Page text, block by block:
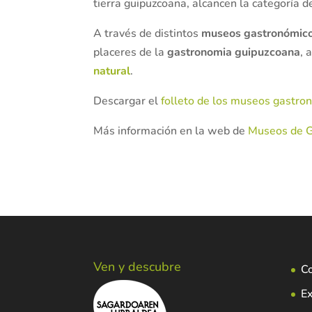
tierra guipuzcoana, alcancen la categoría
A través de distintos museos
placeres de la gastronomia guipuzcoana,
natural.
Descargar elfolleto de los museos
Más información en la web de Museos de
Ven y descubre